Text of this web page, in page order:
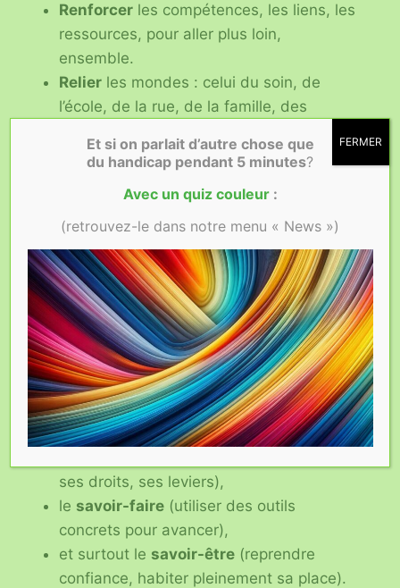
Renforcer les compétences, les liens, les
ressources, pour aller plus loin,
ensemble.
Relier les mondes : celui du soin, de
l’école, de la rue, de la famille, des
solidaire.
encourageonsl’autonomie choisie , pas
l’autonomie imposée.
Nous voulons que chaque personne puisse
faire de son parcoursson propre chef-
d’œuvre, et non simplement suivre un
protocole défini par d’autres.
Cela passe parla transmission des savoirs:
ses droits, ses leviers),
le savoir-faire (utiliser des outils
concrets pour avancer),
et surtout le savoir-être (reprendre
confiance, habiter pleinement sa place).
Et si on parlait d’autre chose que
du handicap pendant 5 minutes?
Avec un quiz couleur :
(retrouvez-le dans notre menu « News »)
FERMER